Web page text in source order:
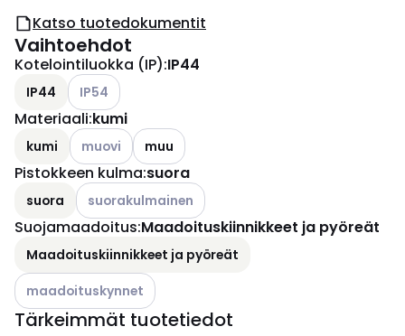
Katso tuotedokumentit
Vaihtoehdot
Kotelointiluokka (IP):IP44
IP44 Katso käytettävissä olevat vaihtoehdot
IP54
Materiaali:kumi
kumi Katso käytettävissä olevat vaihtoehdot
muovi muu
Pistokkeen kulma:suora
suora Katso käytettävissä olevat vaihtoehdot
suorakulmainen
Suojamaadoitus:Maadoituskiinnikkeet ja pyöreät
Maadoituskiinnikkeet ja pyöreät
Katso käytettävissä olevat vaihtoehdot
maadoituskynnet
Tärkeimmät tuotetiedot